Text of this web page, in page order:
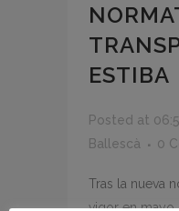
ESTIBA
Posted at
Ballescà
0
Tras la nueva
vigor en mayo